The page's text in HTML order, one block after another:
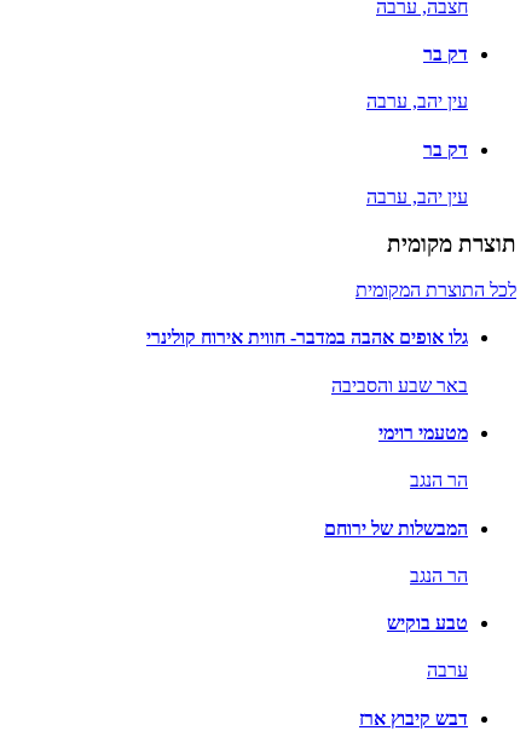
חצבה, ערבה
דק בר
עין יהב, ערבה
דק בר
עין יהב, ערבה
תוצרת מקומית
לכל התוצרת המקומית
גלו אופים אהבה במדבר- חווית אירוח קולינרי
באר שבע והסביבה
מטעמי רוימי
הר הנגב
המבשלות של ירוחם
הר הנגב
טבע בוקיש
ערבה
דבש קיבוץ ארז